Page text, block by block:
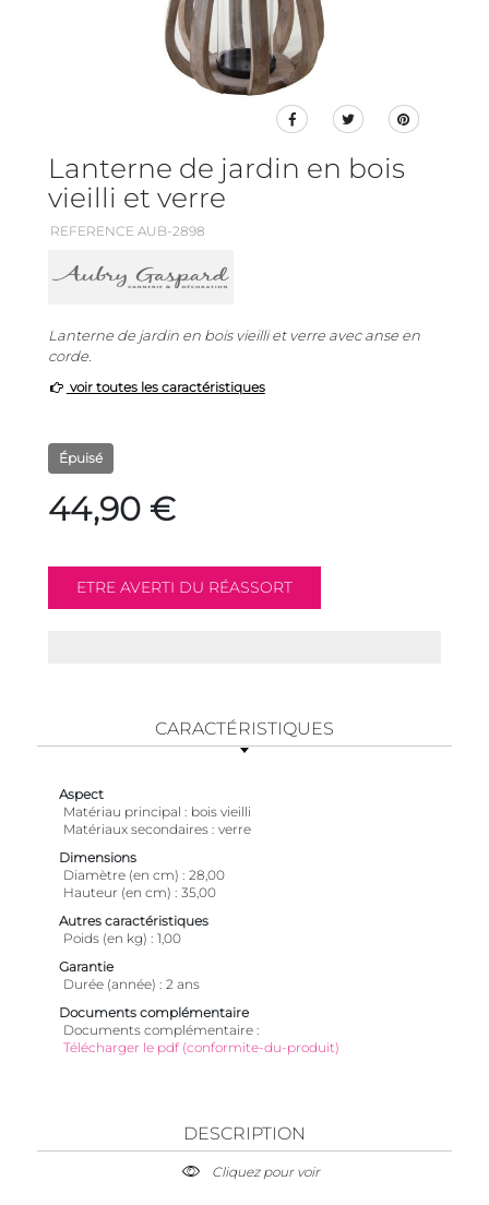
Lanterne de jardin en bois
vieilli et verre
REFERENCE AUB-2898
Lanterne de jardin en bois vieilli et verre avec anse en
corde.
voir toutes les caractéristiques
Épuisé
44,90 €
CARACTÉRISTIQUES
Aspect
Matériau principal
bois vieilli
Matériaux secondaires verre
Dimensions
Diamètre (en cm)
28,00
Hauteur (en cm)
35,00
Autres caractéristiques
Poids (en kg)
1,00
Garantie
Durée (année)
2 ans
Documents complémentaire
Documents complémentaire
Télécharger le pdf (conformite-du-produit)
DESCRIPTION
Cliquez pour voir